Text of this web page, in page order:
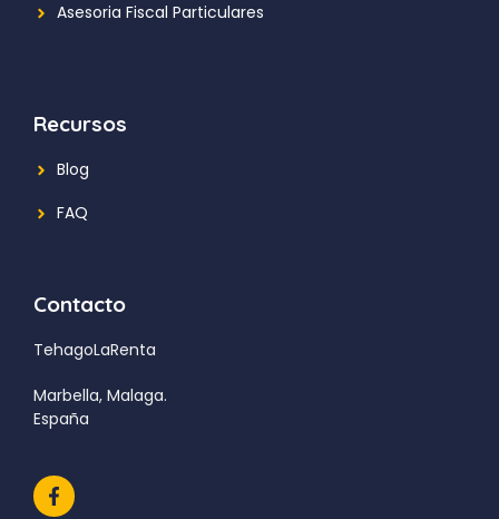
Asesoria Fiscal Particulares
Recursos
Blog
FAQ
Contacto
TehagoLaRenta
Marbella, Malaga.
España